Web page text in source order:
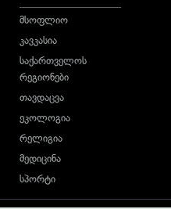
მსოფლიო
კავკასია
საქართველოს
რეგიონები
თავდაცვა
ეკოლოგია
რელიგია
მედიცინა
სპორტი